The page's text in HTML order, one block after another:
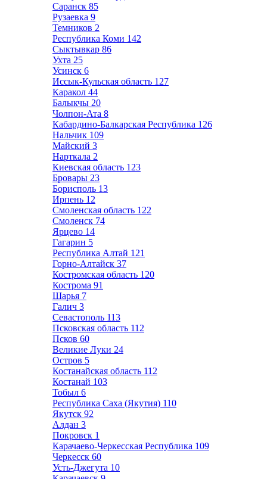
Саранск 85
Рузаевка 9
Темников 2
Республика Коми 142
Сыктывкар 86
Ухта 25
Усинск 6
Иссык-Кульская область 127
Каракол 44
Балыкчы 20
Чолпон-Ата 8
Кабардино-Балкарская Республика 126
Нальчик 109
Майский 3
Нарткала 2
Киевская область 123
Бровары 23
Борисполь 13
Ирпень 12
Смоленская область 122
Смоленск 74
Ярцево 14
Гагарин 5
Республика Алтай 121
Горно-Алтайск 37
Костромская область 120
Кострома 91
Шарья 7
Галич 3
Севастополь 113
Псковская область 112
Псков 60
Великие Луки 24
Остров 5
Костанайская область 112
Костанай 103
Тобыл 6
Республика Саха (Якутия) 110
Якутск 92
Алдан 3
Покровск 1
Карачаево-Черкесская Республика 109
Черкесск 60
Усть-Джегута 10